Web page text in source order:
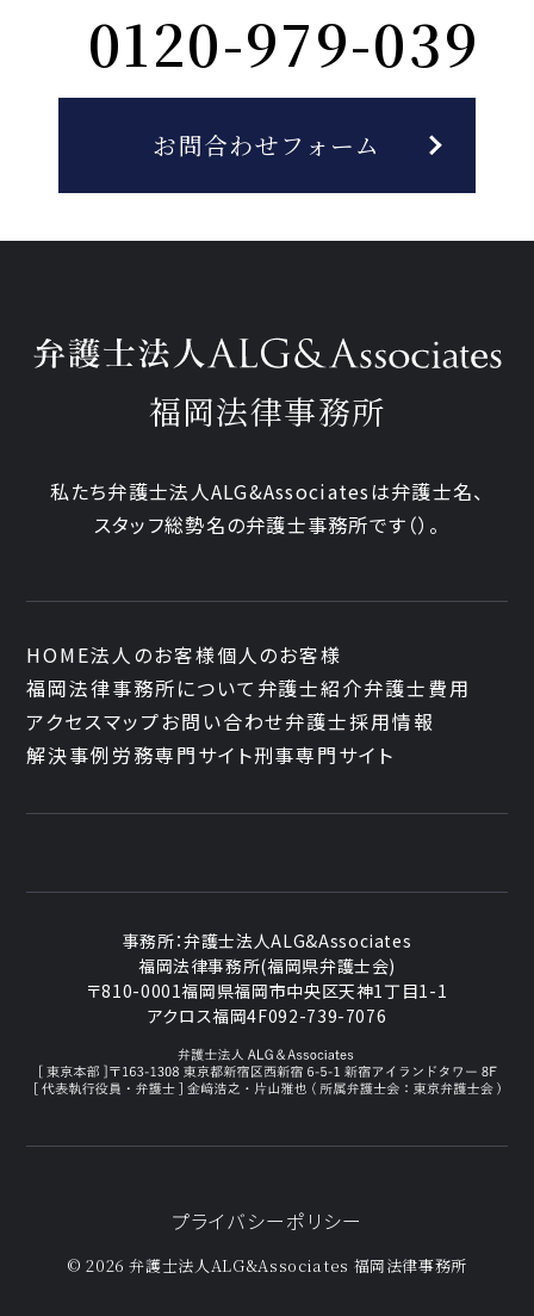
0120-979-039
お問合わせフォーム
福岡法律事務所
私たち弁護士法人ALG&Associatesは弁護士名、
スタッフ総勢名の弁護士事務所です （）。
HOME法人のお客様個人のお客様
福岡法律事務所について 弁護士紹介弁護士費用
アクセスマップお問い合わせ弁護士採用情報
解決事例労務専門サイト刑事専門サイト
事務所：弁護士法人ALG&Associates
福岡法律事務所(福岡県弁護士会)
〒810-0001福岡県福岡市中央区天神1丁目1-1
アクロス福岡4F092-739-7076
プライバシーポリシー
© 2026 弁護士法人ALG&Associates 福岡法律事務所